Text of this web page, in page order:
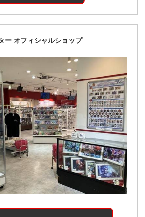
ー オフィシャルショップ